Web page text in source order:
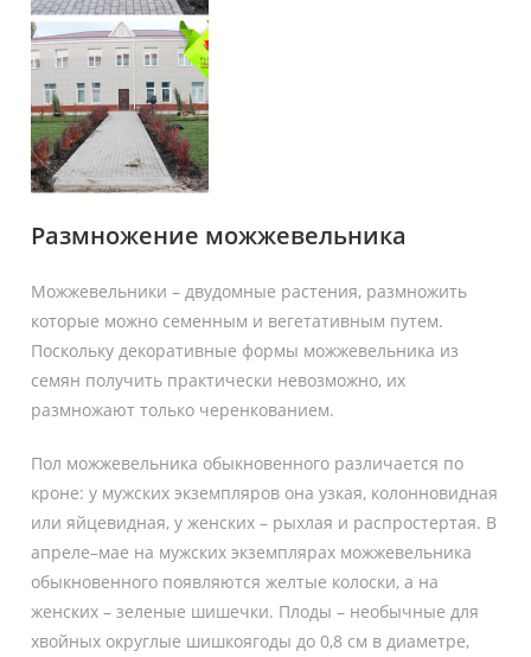
Размножение можжевельника
Можжевельники – двудомные растения, размножить
которые можно семенным и вегетативным путем.
Поскольку декоративные формы можжевельника из
семян получить практически невозможно, их
размножают только черенкованием.
Пол можжевельника обыкновенного различается по
кроне: у мужских экземпляров она узкая, колонновидная
или яйцевидная, у женских – рыхлая и распростертая. В
апреле–мае на мужских экземплярах можжевельника
обыкновенного появляются желтые колоски, а на
женских – зеленые шишечки. Плоды – необычные для
хвойных округлые шишкоягоды до 0,8 см в диаметре,